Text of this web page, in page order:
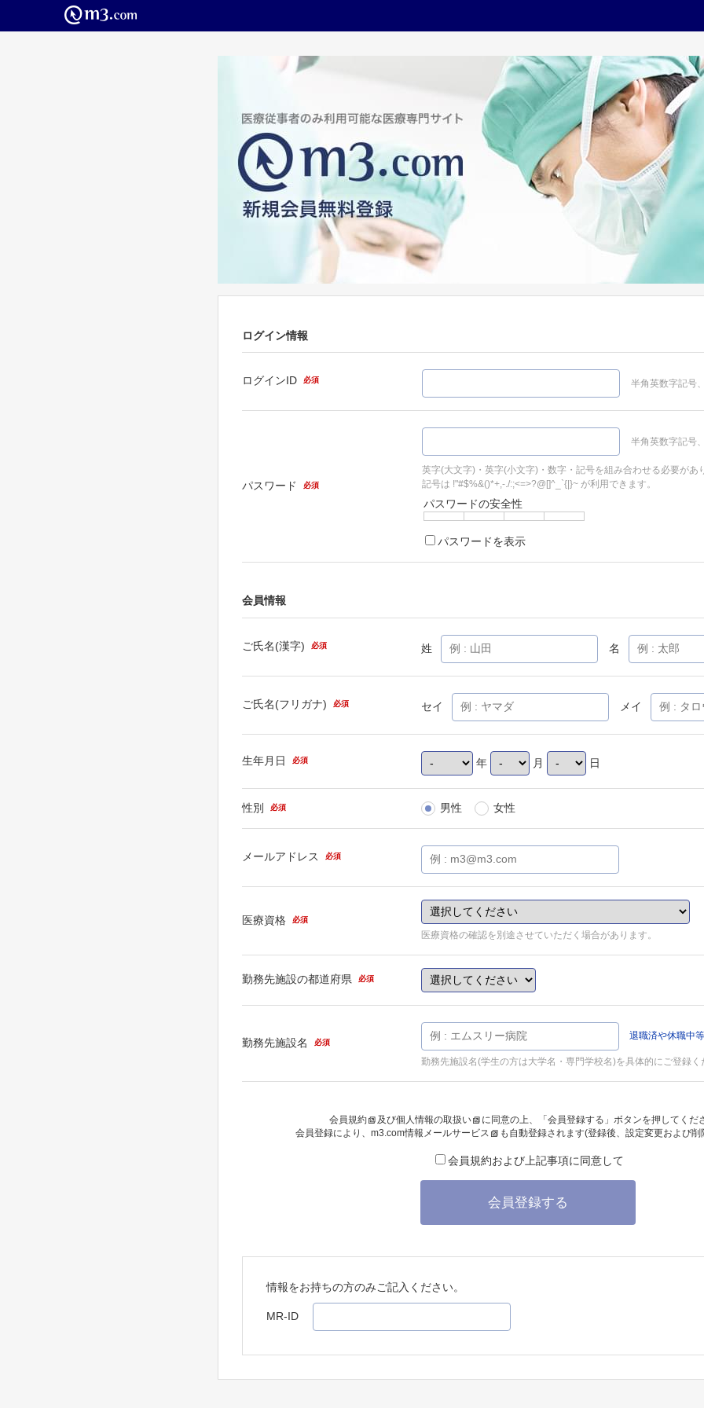
ログイン情報
ログインID 必須 半角英数字記号
パスワード 必須
半角英数字記号
英字(大文字)・英字(小文字)・数字・記号を組み合わせる必要があ
記号は !"#$%&()*+,-./:;<=>?@[]^_`{|}~ が利用できます。
パスワードの安全性
パスワードを表示
会員情報
ご氏名(漢字) 必須 姓 名
ご氏名(フリガナ) 必須 セイ メイ
生年月日 必須 年 月 日
性別 必須 男性 女性
メールアドレス 必須
医療資格 必須
医療資格の確認を別途させていただく場合があります。
勤務先施設の都道府県 必須
勤務先施設名 必須
退職済や休職中
勤務先施設名(学生の方は大学名・専門学校名)を具体的にご登録く
会員規約 及び個人情報の取扱い
に同意の上、「会員登録する」ボタンを押してくだ
会員登録により、 m3.com情報メールサービス も自動登録されます(登録後、設定変更および
会員規約および上記事項に同意して
会員登録する
情報をお持ちの方のみご記入ください。
MR-ID